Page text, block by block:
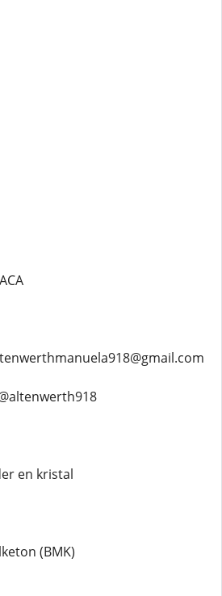
en kristal
(BMK)